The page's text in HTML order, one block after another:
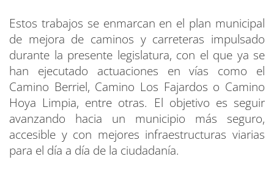
Estos trabajos se enmarcan en el plan municipal
de mejora de caminos y carreteras impulsado
durante la presente legislatura, con el que ya se
han ejecutado actuaciones en vías como el
Camino Berriel, Camino Los Fajardos o Camino
Hoya Limpia, entre otras. El objetivo es seguir
avanzando hacia un municipio más seguro,
accesible y con mejores infraestructuras viarias
para el día a día de la ciudadanía.